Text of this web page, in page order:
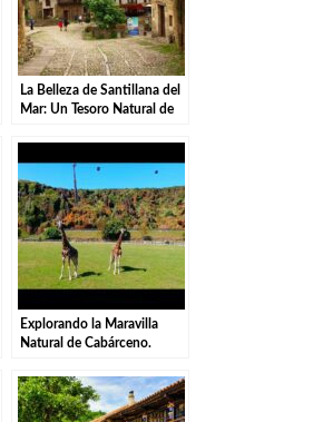
La Belleza de Santillana del
Mar: Un Tesoro Natural de
Explorando la Maravilla
Natural de Cabárceno.